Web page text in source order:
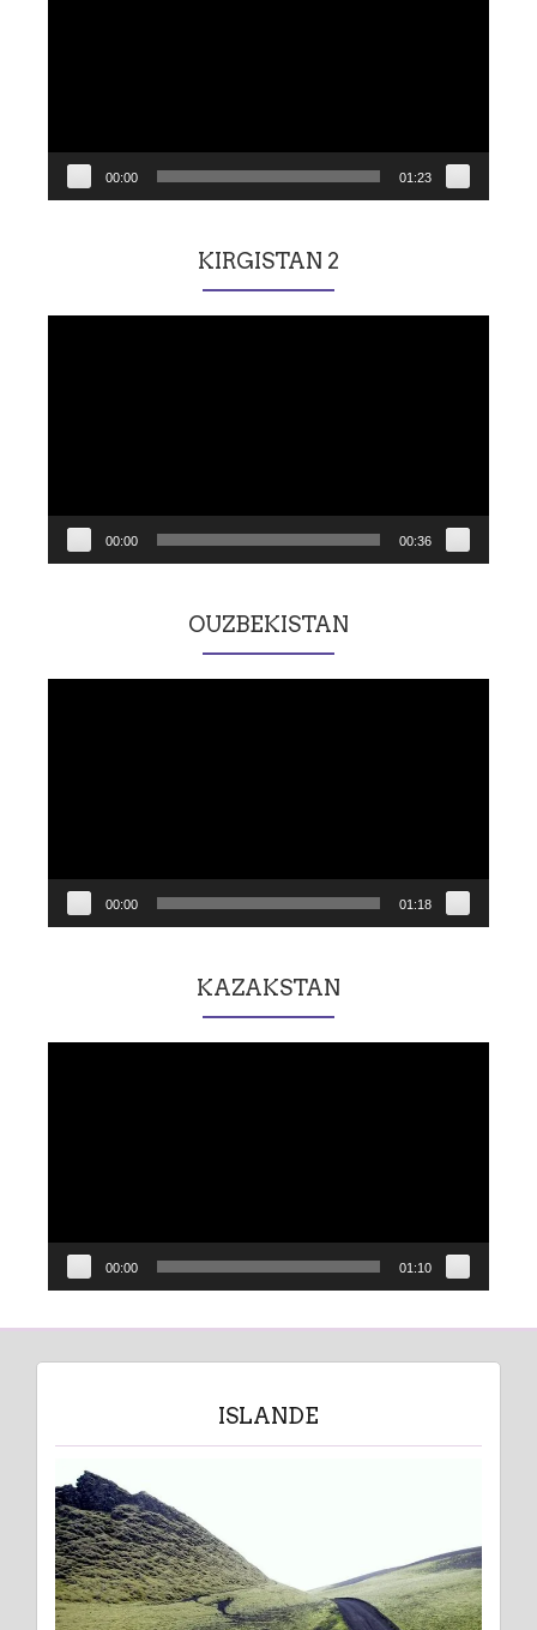
00:00 01:23
KIRGISTAN 2
00:00 00:36
OUZBEKISTAN
00:00 01:18
KAZAKSTAN
00:00 01:10
ISLANDE